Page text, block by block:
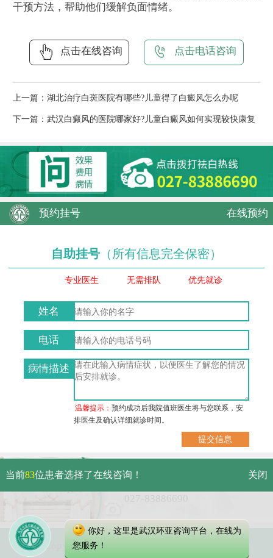
干预方法，帮助他们缓解负面情绪。
点击在线咨询 点击电话咨询
上一篇： 湖北治疗白斑医院有哪些?儿童得了白癜风怎么办呢
下一篇： 武汉白癜风的医院哪家好?儿童白癜风如何实现较快康复
预约挂号 在线预约
自助挂号 （所有信息完全保密）
专业医生 无需排队 优先就诊
姓名
电话
病情描述
温馨提示：预约成功后我院值班医生将与您联系，安
排医生及确认详细就诊时间。
武汉市硚口区解放大道479号
免费电话：
Copyright 2023 武汉环亚中医白癜风医院
当前83位患者选择了在线咨询！ 关闭
你好，这里是武汉环亚咨询平台，在线为
您服务！